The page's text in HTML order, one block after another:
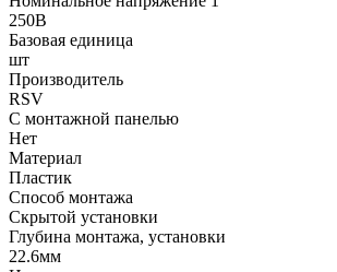
250В
Базовая единица
шт
Производитель
RSV
С монтажной панелью
Нет
Материал
Пластик
Способ монтажа
Скрытой установки
Глубина монтажа, установки
22.6мм